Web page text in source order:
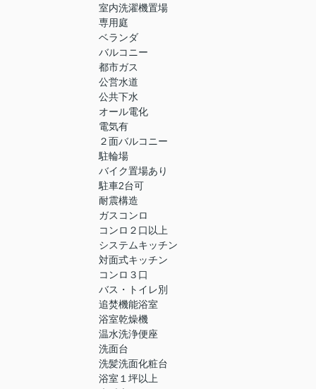
室内洗濯機置場
専用庭
ベランダ
バルコニー
都市ガス
公営水道
公共下水
オール電化
電気有
２面バルコニー
駐輪場
バイク置場あり
駐車2台可
耐震構造
ガスコンロ
コンロ２口以上
システムキッチン
対面式キッチン
コンロ３口
バス・トイレ別
追焚機能浴室
浴室乾燥機
温水洗浄便座
洗面台
洗髪洗面化粧台
浴室１坪以上